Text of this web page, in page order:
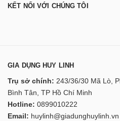
KẾT NỐI VỚI CHÚNG TÔI
GIA DỤNG HUY LINH
Trụ sở chính: 243/36/30 Mã Lò,
Bình Tân, TP Hồ Chí Minh
Hotline: 0899010222
Email: huylinh@giadunghuylinh.vn